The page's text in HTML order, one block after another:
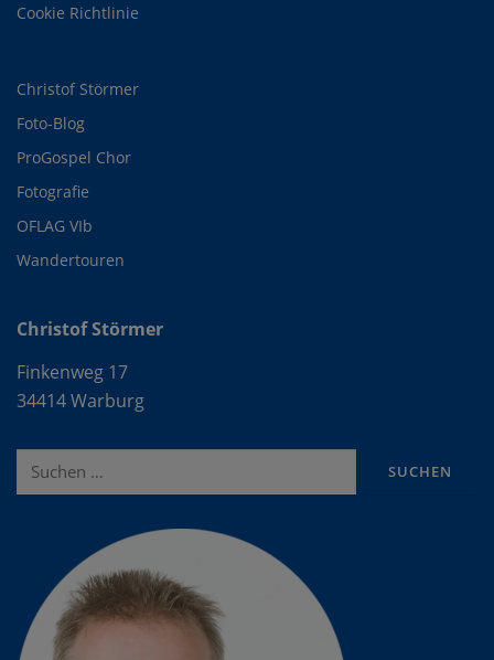
Cookie Richtlinie
Christof Störmer
Foto-Blog
ProGospel Chor
Fotografie
OFLAG VIb
Wandertouren
Christof Störmer
Finkenweg 17
34414 Warburg
Suche